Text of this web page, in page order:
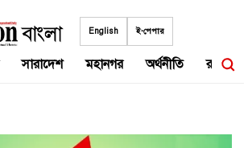
English ই-পেপার
সারাদেশ মহানগর অর্থনীতি রাজনীতি